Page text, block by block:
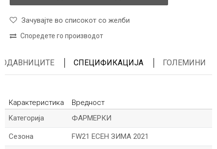
Зачувајте во списокот со желби
Споредете го производот
СПЕЦИФИКАЦИЈА ГОЛЕМИНИ
Карактеристика
Вредност
Kатегорија
ФАРМЕРКИ
Сезона FW21 ЕСЕН ЗИМА 2021